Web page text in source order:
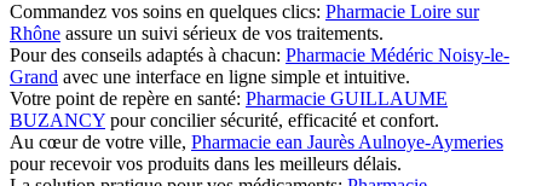
Commandez vos soins en quelques clics: Pharmacie Loire sur
Rhône assure un suivi sérieux de vos traitements.
Pour des conseils adaptés à chacun: Pharmacie Médéric Noisy-le-
Grand avec une interface en ligne simple et intuitive.
Votre point de repère en santé: Pharmacie GUILLAUME
BUZANCY pour concilier sécurité, efficacité et confort.
Au cœur de votre ville, Pharmacie ean Jaurès Aulnoye-Aymeries
pour recevoir vos produits dans les meilleurs délais.